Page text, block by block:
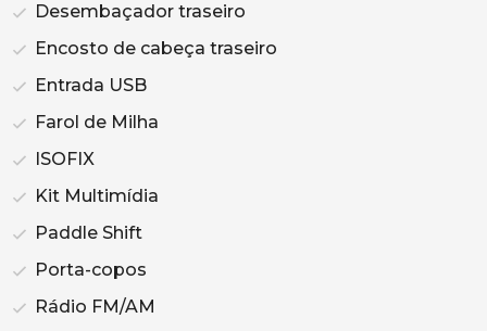
Desembaçador traseiro
Encosto de cabeça traseiro
Entrada USB
Farol de Milha
ISOFIX
Kit Multimídia
Paddle Shift
Porta-copos
Rádio FM/AM